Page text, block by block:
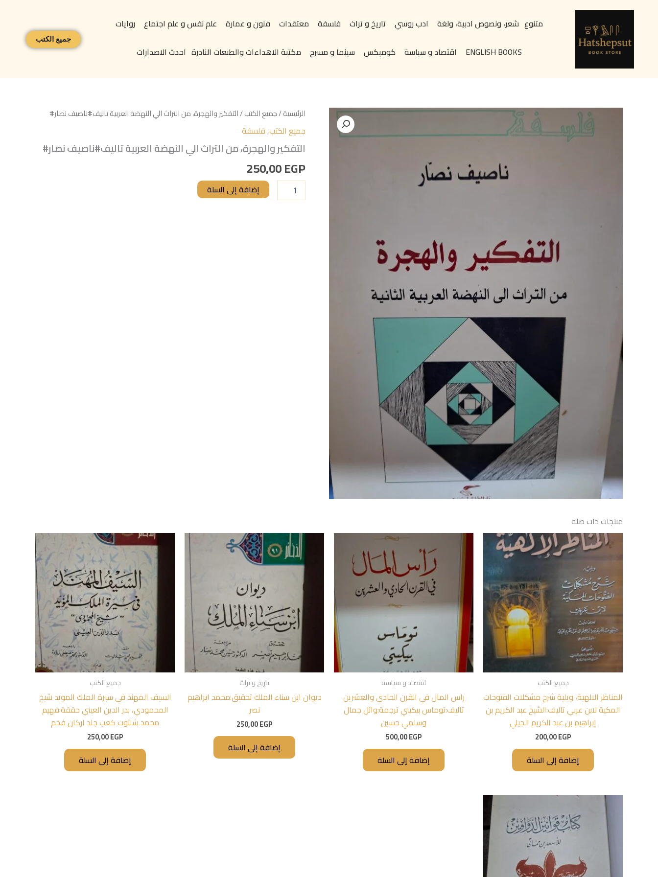
content
متنوع شعر، ونصوص ادبية، ولغة ادب روسي تاريخ و تراث فلسفة معتقدات فنون و عمارة علم نفس و علم اجتماع
روايات
ENGLISH BOOKS
اقتصاد و سياسة كوميكس سينما و مسرح مكتبة الاهداءات والطبعات النادرة احدث الاصدارات
جميع الكتب
الرئيسية/جميع الكتب/ التفكير والهجرة، من التراث الي النهضة العربية تاليف#ناصيف نصار#
جميع الكتب,فلسفة
التفكير والهجرة، من التراث الي النهضة العربية تاليف#ناصيف نصار#
250,00EGP
كمية
التفكير
والهجرة،
التراث
النهضة
العربية
تاليف#ناصيف
نصار#
إضافة إلى السلة
منتجات ذات صلة
جميع الكتب
المناظر الالهية، ويلية شرح مشكلات الفتوحات
المكية لابن عربي تاليف:الشيخ عبد الكريم بن
إبراهيم بن عبد الكريم الجيلي
200,00EGP
إضافة إلى السلة
اقتصاد و سياسة
راس المال في القرن الحادي والعشرين
تاليف:توماس بيكيني ترجمة:وائل جمال
وسلمي حسين
500,00EGP
إضافة إلى السلة
تاريخ و تراث
ديوان ابن سناء الملك تحقيق:محمد ابراهيم
نصر
250,00EGP
إضافة إلى السلة
جميع الكتب
السيف المهند في سيرة الملك المويد شيخ
المحمودي، بدر الدين العيني حققة:فهيم
محمد شلتوت كعب جلد اركان فخم
250,00EGP
إضافة إلى السلة